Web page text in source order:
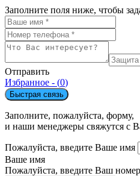
Заполните поля ниже, чтобы
Отправить
Избранное - (0)
Быстрая связь
Заполните, пожалуйста, форму,
и наши менеджеры свяжутся с
Пожалуйста, введите Ваше имя
Ваше имя
Пожалуйста, введите Ваш